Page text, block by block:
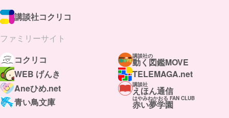
講談社コクリコ
ファミリーサイト
コクリコ
講談社の
動く図鑑MOVE
WEB げんき
TELEMAGA.net
Aneひめ.net
講談社
えほん通信
青い鳥文庫
はやみねかおる FAN CLUB
赤い夢学園